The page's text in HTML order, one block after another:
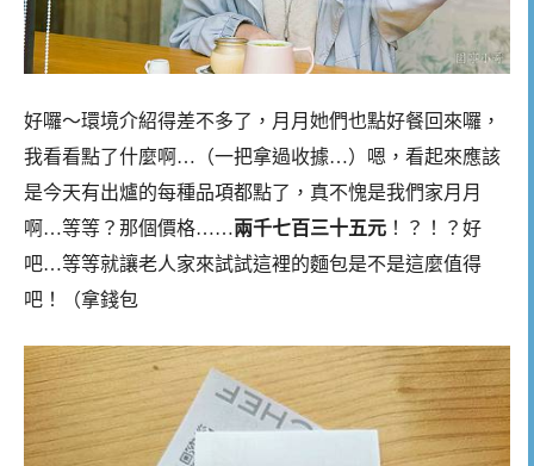
好囉～環境介紹得差不多了，月月她們也點好餐回來囉，
我看看點了什麼啊…（一把拿過收據…）嗯，看起來應該
是今天有出爐的每種品項都點了，真不愧是我們家月月
啊…等等？那個價格……兩千七百三十五元 ！？！？好
吧…等等就讓老人家來試試這裡的麵包是不是這麼值得
吧！（拿錢包